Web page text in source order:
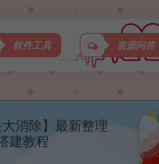
软件工具 资源问答
消除】最新整理
建教程